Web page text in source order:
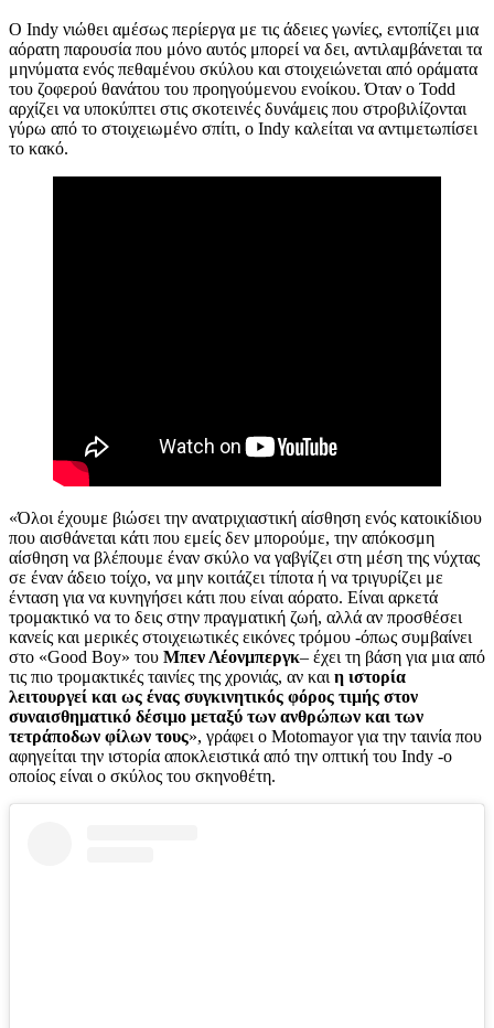
Ο Indy νιώθει αμέσως περίεργα με τις άδειες γωνίες, εντοπίζει μια
αόρατη παρουσία που μόνο αυτός μπορεί να δει, αντιλαμβάνεται τα
μηνύματα ενός πεθαμένου σκύλου και στοιχειώνεται από οράματα
του ζοφερού θανάτου του προηγούμενου ενοίκου. Όταν ο Todd
αρχίζει να υποκύπτει στις σκοτεινές δυνάμεις που στροβιλίζονται
γύρω από το στοιχειωμένο σπίτι, ο Indy καλείται να αντιμετωπίσει
το κακό.
«Όλοι έχουμε βιώσει την ανατριχιαστική αίσθηση ενός κατοικίδιου
που αισθάνεται κάτι που εμείς δεν μπορούμε, την απόκοσμη
αίσθηση να βλέπουμε έναν σκύλο να γαβγίζει στη μέση της νύχτας
σε έναν άδειο τοίχο, να μην κοιτάζει τίποτα ή να τριγυρίζει με
ένταση για να κυνηγήσει κάτι που είναι αόρατο. Είναι αρκετά
τρομακτικό να το δεις στην πραγματική ζωή, αλλά αν προσθέσει
κανείς και μερικές στοιχειωτικές εικόνες τρόμου -όπως συμβαίνει
στο «Good Boy» του Μπεν Λέονμπεργκ– έχει τη βάση για μια από
τις πιο τρομακτικές ταινίες της χρονιάς, αν και η ιστορία
λειτουργεί και ως ένας συγκινητικός φόρος τιμής στον
συναισθηματικό δέσιμο μεταξύ των ανθρώπων και των
τετράποδων φίλων τους», γράφει ο Motomayor για την ταινία που
αφηγείται την ιστορία αποκλειστικά από την οπτική του Indy -ο
οποίος είναι ο σκύλος του σκηνοθέτη.